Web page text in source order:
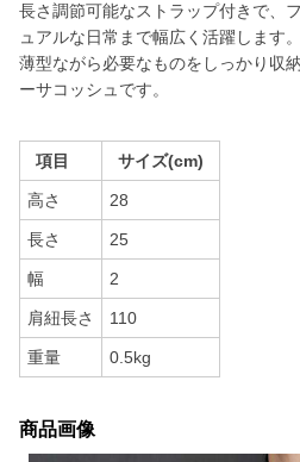
長さ調節可能なストラップ付きで、
ュアルな日常まで幅広く活躍します。
薄型ながら必要なものをしっかり収
ーサコッシュです。
項目 サイズ(cm)
高さ 28
長さ 25
幅 2
肩紐長さ 110
重量 0.5kg
商品画像